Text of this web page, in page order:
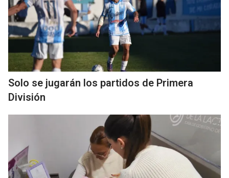
Solo se jugarán los partidos de Primera
División